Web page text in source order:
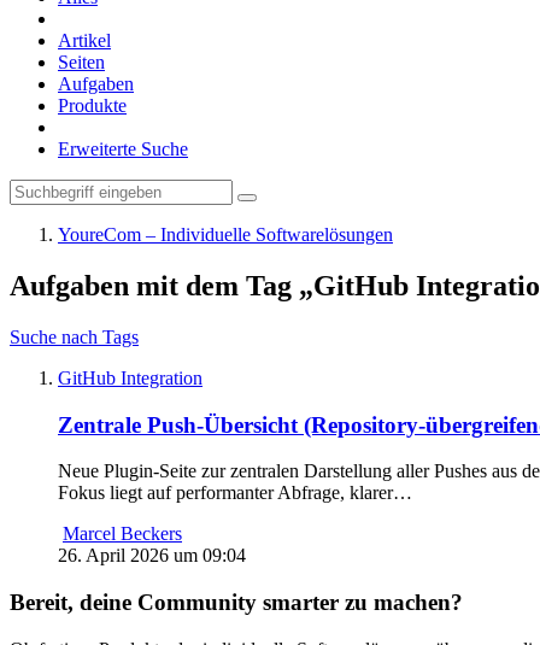
Artikel
Seiten
Aufgaben
Produkte
Erweiterte Suche
YoureCom – Individuelle Softwarelösungen
Aufgaben mit dem Tag „GitHub
Suche nach Tags
GitHub Integration
Zentrale Push-Übersicht (Repository-
Neue Plugin-Seite zur zentralen Darstellung aller Pushes aus
Fokus liegt auf performanter Abfrage, klarer…
Marcel Beckers
26. April 2026 um 09:04
Bereit, deine Community smarter zu machen?